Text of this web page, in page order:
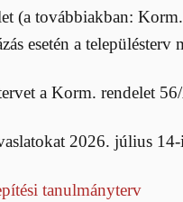
(a továbbiakban: Korm.
esetén a
a Korm. rendelet
2026. július
tanulmányterv